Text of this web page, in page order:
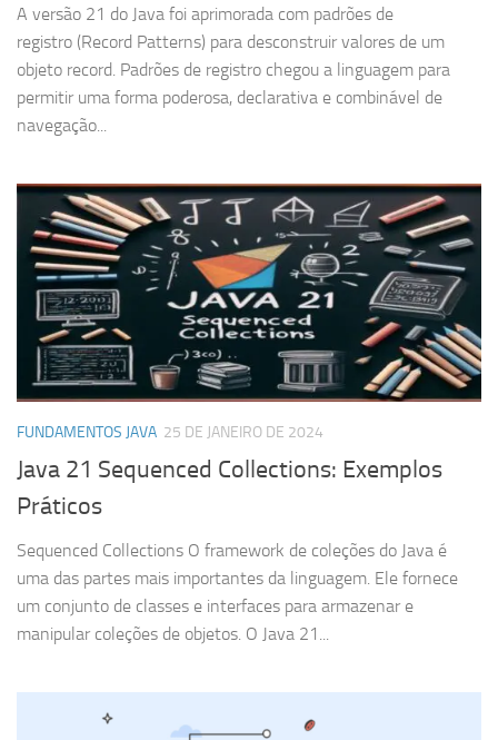
A versão 21 do Java foi aprimorada com padrões de
registro (Record Patterns) para desconstruir valores de um
objeto record. Padrões de registro chegou a linguagem para
permitir uma forma poderosa, declarativa e combinável de
navegação...
FUNDAMENTOS JAVA 25 DE JANEIRO DE 2024
Java 21 Sequenced Collections: Exemplos
Práticos
Sequenced Collections O framework de coleções do Java é
uma das partes mais importantes da linguagem. Ele fornece
um conjunto de classes e interfaces para armazenar e
manipular coleções de objetos. O Java 21...